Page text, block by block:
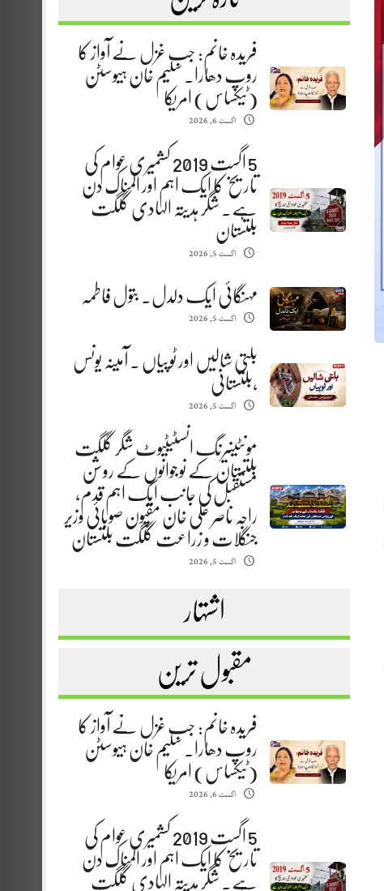
فریدہ خانم: جب غزل نے آواز کا
روپ دھارا. سلیم خان ہیوسٹن
(ٹیکساس) امریکا
اگست 6, 2026
5 اگست 2019 کشمیری عوام کی
تاریخ کا ایک اہم اور المناک دن
ہے. شگر ہدیتہ الہادی گلگت
بلتستان
اگست 5, 2026
مہنگائی ایک دلدل. بتول فاطمہ
اگست 5, 2026
بلتی شالیں اور ٹوپیاں . آمینہ یونس
،بلتستانی
اگست 5, 2026
مونٹینیرنگ انسٹیٹیوٹ شگر گلگت
بلتستان کے نوجوانوں کے روشن
مستقبل کی جانب ایک اہم قدم،
راجہ ناصر علی خان مقپون صوبائی وزیر
جنگلات و زراعت گلگت بلتستان
اگست 5, 2026
اشتہار
مقبول ترین
فریدہ خانم: جب غزل نے آواز کا
روپ دھارا. سلیم خان ہیوسٹن
(ٹیکساس) امریکا
اگست 6, 2026
5 اگست 2019 کشمیری عوام کی
تاریخ کا ایک اہم اور المناک دن
ہے. شگر ہدیتہ الہادی گلگت